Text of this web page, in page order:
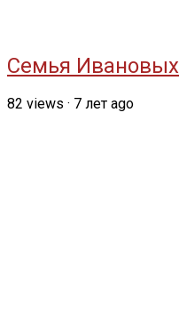
Семья Ивановых
82 views · 7 лет ago